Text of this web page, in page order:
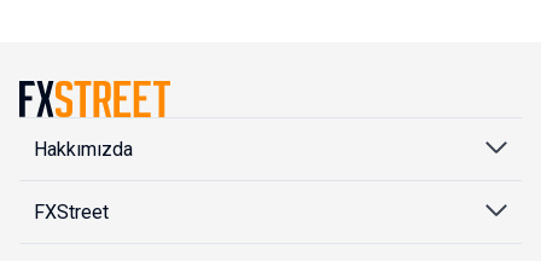
Hakkımızda
FXStreet